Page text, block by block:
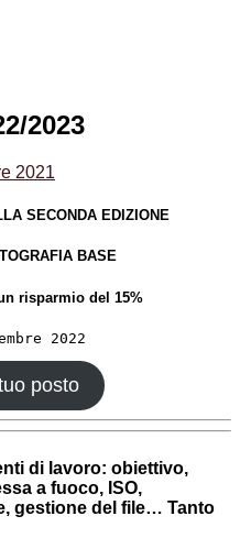
2023
2021
SECONDA EDIZIONE
BASE
risparmio del 15%
2022
posto
di lavoro: obiettivo,
a fuoco, ISO,
gestione del file… Tanto